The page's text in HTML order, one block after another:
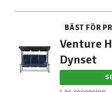
BÄST FÖR
Venture
Dynset